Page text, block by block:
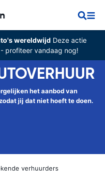
wereldwijd Deze actie
profiteer vandaag nog!
het aanbod van
jij dat niet hoeft te doen.
verhuurders